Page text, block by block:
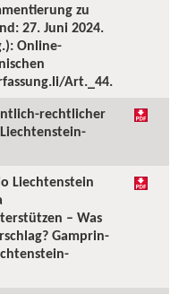
zu
27. Juni 2024.
Online-
Art._44.
rechtlicher
Liechtenstein
– Was
Gamprin-